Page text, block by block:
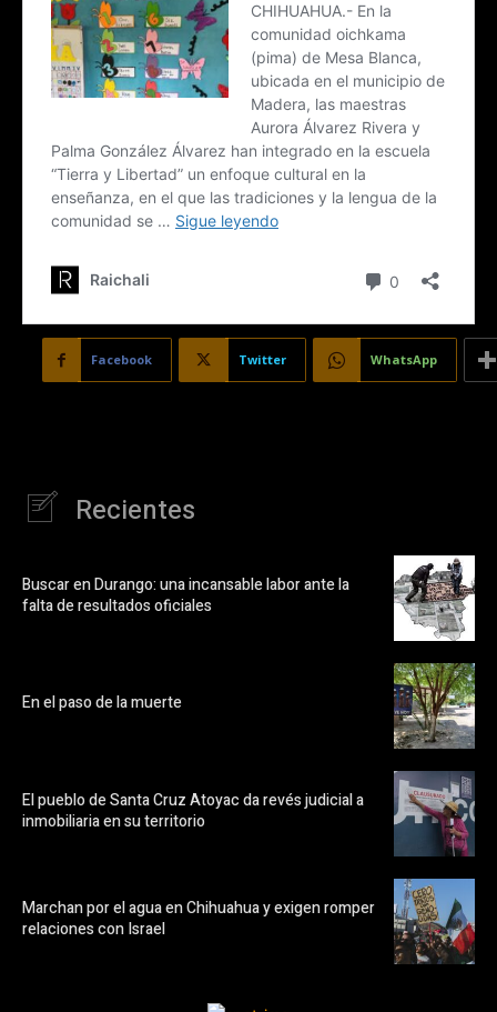
Facebook Twitter WhatsApp
Recientes
Buscar en Durango: una incansable labor ante la
falta de resultados oficiales
En el paso de la muerte
El pueblo de Santa Cruz Atoyac da revés judicial a
inmobiliaria en su territorio
Marchan por el agua en Chihuahua y exigen romper
relaciones con Israel